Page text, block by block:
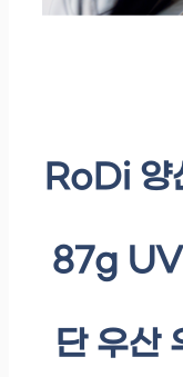
RoDi 양
87g
단 우산